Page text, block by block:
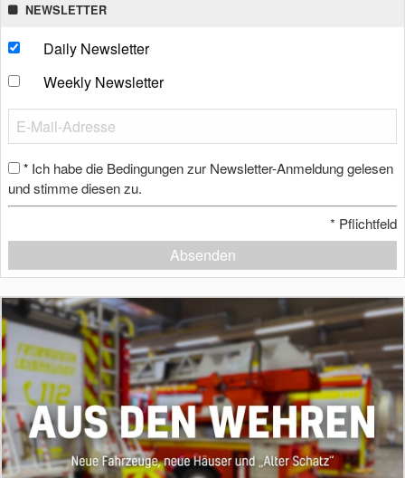
NEWSLETTER
Daily Newsletter
Weekly Newsletter
* Ich habe die Bedingungen zur Newsletter-Anmeldung gelesen
und stimme diesen zu.
* Pflichtfeld
Absenden